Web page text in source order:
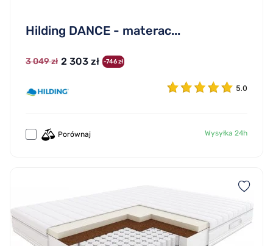
Hilding DANCE - materac...
3 049 zł 2 303 zł -746 zł
5.0
Porównaj Wysyłka 24h